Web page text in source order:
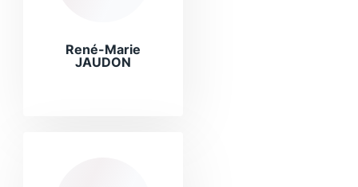
René-Marie
JAUDON